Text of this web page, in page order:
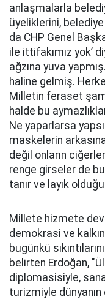
anlaşmalarla
üyeliklerini,
da CHP Genel
ile ittifakımız yok’
ağzına yuva
haline gelmiş.
Milletin feraset
halde bu
Ne yaparlarsa
maskelerin
değil onların
renge girseler de
tanır ve layık
Millete hizmete
demokrasi ve
bugünkü
belirten Erdoğan,
diplomasisiyle,
turizmiyle dünyanın